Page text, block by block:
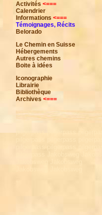
Activités <===
Calendrier
Informations <===
Témoignages, Récits
Belorado
Le Chemin en Suisse
Hébergements
Autres chemins
Boite à idées
Iconographie
Librairie
Bibliothèque
Archives <===